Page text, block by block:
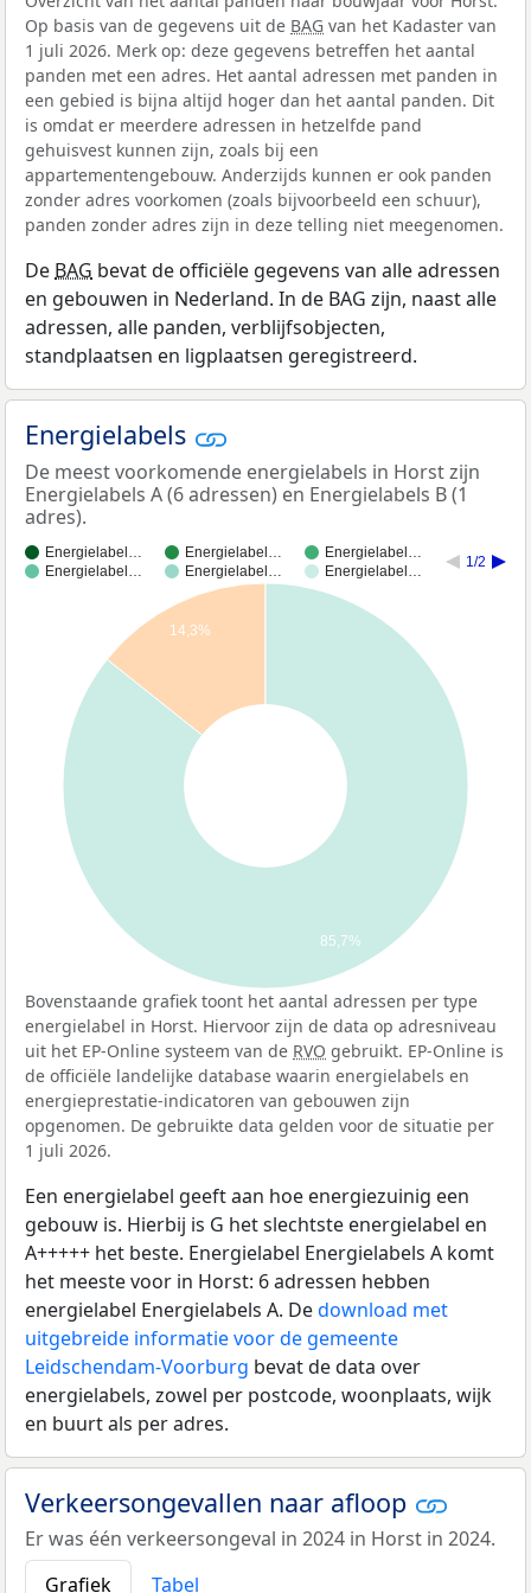
Op basis van de gegevens uit de BAG van het Kadaster van
1 juli 2026. Merk op: deze gegevens betreffen het aantal
panden met een adres. Het aantal adressen met panden in
een gebied is bijna altijd hoger dan het aantal panden. Dit
is omdat er meerdere adressen in hetzelfde pand
gehuisvest kunnen zijn, zoals bij een
appartementengebouw. Anderzijds kunnen er ook panden
zonder adres voorkomen (zoals bijvoorbeeld een schuur),
panden zonder adres zijn in deze telling niet meegenomen.
De BAG bevat de officiële gegevens van alle adressen
en gebouwen in Nederland. In de BAG zijn, naast alle
adressen, alle panden, verblijfsobjecten,
standplaatsen en ligplaatsen geregistreerd.
Energielabels
De meest voorkomende energielabels in Horst zijn
Energielabels A (6 adressen) en Energielabels B (1
adres).
Energielabel… Energielabel…
Energielabel…
Energielabel…
Energielabel… Energielabel…
1/2
14,3%
85,7%
Bovenstaande grafiek toont het aantal adressen per type
energielabel in Horst. Hiervoor zijn de data op adresniveau
uit het EP-Online systeem van de RVO gebruikt. EP-Online is
de officiële landelijke database waarin energielabels en
energieprestatie-indicatoren van gebouwen zijn
opgenomen. De gebruikte data gelden voor de situatie per
1 juli 2026.
Een energielabel geeft aan hoe energiezuinig een
gebouw is. Hierbij is G het slechtste energielabel en
A+++++ het beste. Energielabel Energielabels A komt
het meeste voor in Horst: 6 adressen hebben
energielabel Energielabels A. Dedownload met
uitgebreide informatie voor de gemeente
Leidschendam-Voorburg bevat de data over
energielabels, zowel per postcode, woonplaats, wijk
en buurt als per adres.
Verkeersongevallen naar afloop
Er was één verkeersongeval in 2024 in Horst in 2024.
Grafiek
Tabel